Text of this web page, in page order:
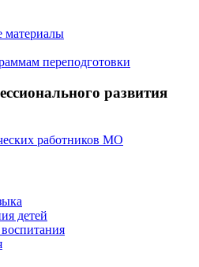
материалы
переподготовки
развития
работников МО
детей